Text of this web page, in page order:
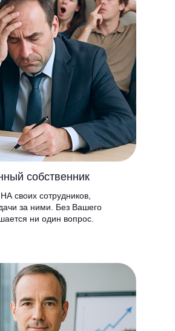
собственник
своих сотрудников,
за ними. Без Вашего
ни один вопрос.